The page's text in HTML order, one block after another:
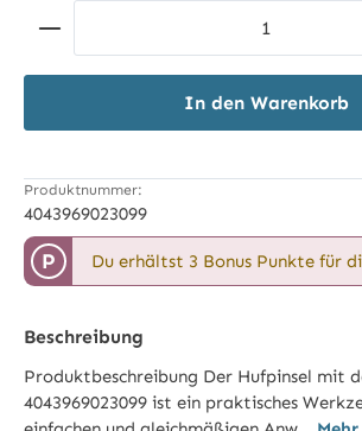
Produkt Anzahl: Gib den
In den Warenkorb
Produktnummer:
4043969023099
P Du erhältst 3 Bonus Punkte für
Beschreibung
Produktbeschreibung Der Hufpinsel mit
4043969023099 ist ein praktisches